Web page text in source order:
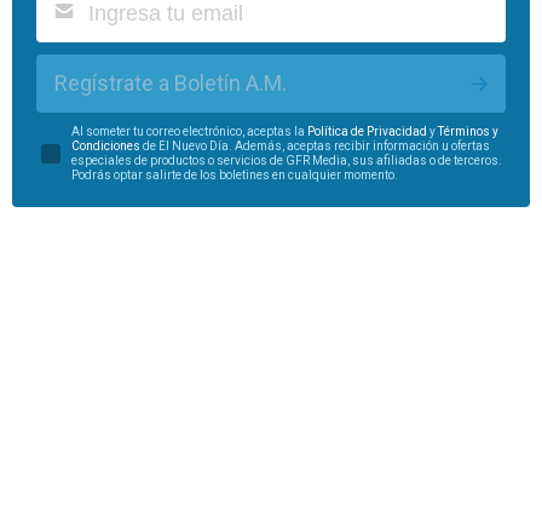
Regístrate a Boletín A.M.
Al someter tu correo electrónico, aceptas la Política de Privacidad y
Términos y
Condiciones de El Nuevo Día. Además, aceptas recibir información u ofertas
especiales de productos o servicios de GFR Media, sus afiliadas o de terceros.
Podrás optar salirte de los boletines en cualquier momento.